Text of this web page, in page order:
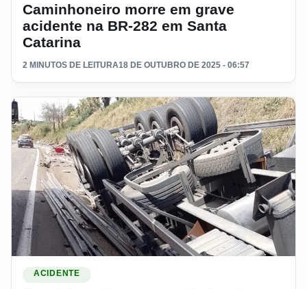
Caminhoneiro morre em grave
acidente na BR-282 em Santa
Catarina
2 MINUTOS DE LEITURA18 DE OUTUBRO DE 2025 - 06:57
ACIDENTE